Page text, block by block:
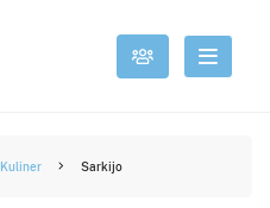
Kuliner Sarkijo